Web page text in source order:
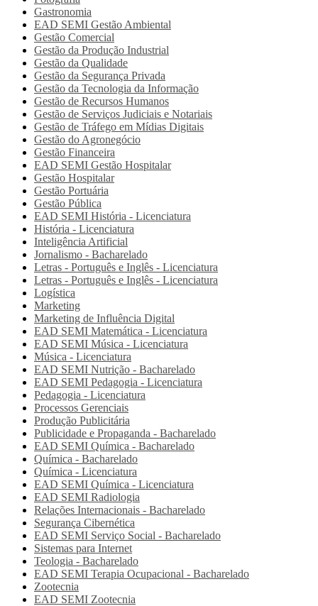
Gastronomia
EAD SEMI Gestão Ambiental
Gestão Comercial
Gestão da Produção Industrial
Gestão da Qualidade
Gestão da Segurança Privada
Gestão da Tecnologia da Informação
Gestão de Recursos Humanos
Gestão de Serviços Judiciais e Notariais
Gestão de Tráfego em Mídias Digitais
Gestão do Agronegócio
Gestão Financeira
EAD SEMI Gestão Hospitalar
Gestão Hospitalar
Gestão Portuária
Gestão Pública
EAD SEMI História - Licenciatura
História - Licenciatura
Inteligência Artificial
Jornalismo - Bacharelado
Letras - Português e Inglês - Licenciatura
Letras - Português e Inglês - Licenciatura
Logística
Marketing
Marketing de Influência Digital
EAD SEMI Matemática - Licenciatura
EAD SEMI Música - Licenciatura
Música - Licenciatura
EAD SEMI Nutrição - Bacharelado
EAD SEMI Pedagogia - Licenciatura
Pedagogia - Licenciatura
Processos Gerenciais
Produção Publicitária
Publicidade e Propaganda - Bacharelado
EAD SEMI Química - Bacharelado
Química - Bacharelado
Química - Licenciatura
EAD SEMI Química - Licenciatura
EAD SEMI Radiologia
Relações Internacionais - Bacharelado
Segurança Cibernética
EAD SEMI Serviço Social - Bacharelado
Sistemas para Internet
Teologia - Bacharelado
EAD SEMI Terapia Ocupacional - Bacharelado
Zootecnia
EAD SEMI Zootecnia